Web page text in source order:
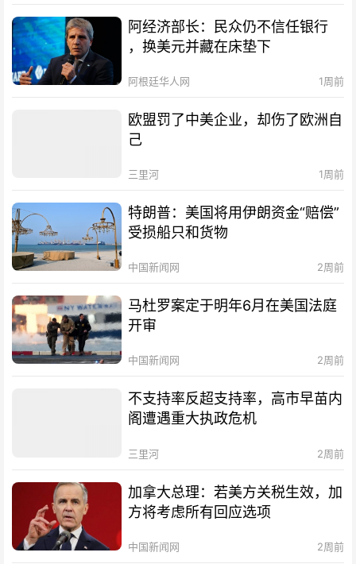
阿经济部长：民众仍不信任银行
，换美元并藏在床垫下
阿根廷华人网 1周前
欧盟罚了中美企业，却伤了欧洲自
己
三里河 1周前
特朗普：美国将用伊朗资金“赔偿”
受损船只和货物
中国新闻网 2周前
马杜罗案定于明年6月在美国法庭
开审
中国新闻网 2周前
不支持率反超支持率，高市早苗内
阁遭遇重大执政危机
三里河 2周前
加拿大总理：若美方关税生效，加
方将考虑所有回应选项
中国新闻网 2周前